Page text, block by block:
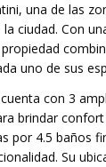
una de las
ciudad. Con
uno de sus
con 3
brindar
por 4.5 baños
Su